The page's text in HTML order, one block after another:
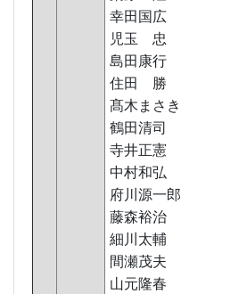
幸田国広
児玉 忠
島田康行
住田 勝
髙木まさき
鶴田清司
寺井正憲
中村和弘
府川源一郎
藤森裕治
細川太輔
間瀬茂夫
山元隆春